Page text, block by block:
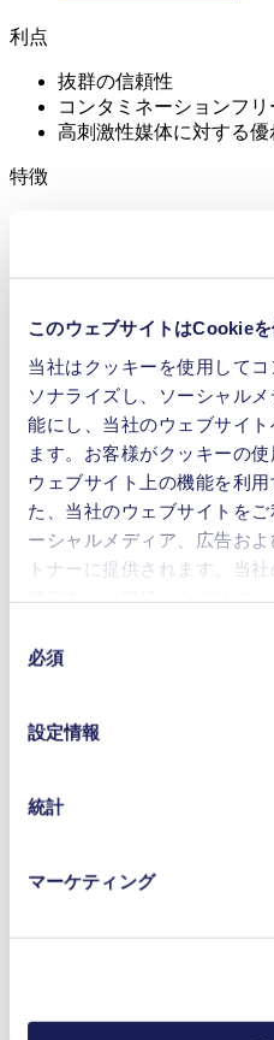
このウェブサイトはCookie
当社はクッキーを使用して
ソナライズし、ソーシャル
能にし、当社のウェブサイト
ます。お客様がクッキーの
ウェブサイト上の機能を利
た、当社のウェブサイトを
ーシャルメディア、広告お
トナーに提供されます。当
データと組み合わせる場合
録は、ウェブサイトの末尾
をクリックし、チェックマ
つでも取り消すことができ
保存期間の詳細については、
必須
設定情報
統計
マーケティング
利点
抜群の信頼性
コンタミネーションフリ
高刺激性媒体に対する優
特徴
防爆
流量 (最大)
操作圧力 (最大)
1.5
到達真空度 (最大)
180
バルブ材料のオプション
レ
ダイアフラム材料のオプ
ション
レ
ポンプヘッド材料のオプ
ョン
分析機器
ガス分析
Datasheet N 0100
PDF (812 KB) - データシート -